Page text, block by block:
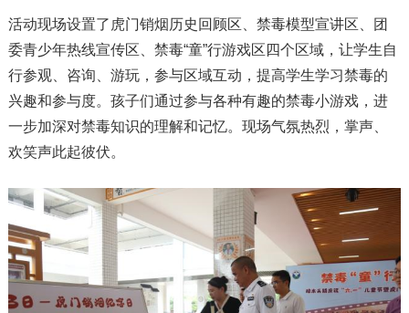
活动现场设置了虎门销烟历史回顾区、禁毒模型宣讲区、团
委青少年热线宣传区、禁毒“童”行游戏区四个区域，让学生自
行参观、咨询、游玩，参与区域互动，提高学生学习禁毒的
兴趣和参与度。孩子们通过参与各种有趣的禁毒小游戏，进
一步加深对禁毒知识的理解和记忆。现场气氛热烈，掌声、
欢笑声此起彼伏。